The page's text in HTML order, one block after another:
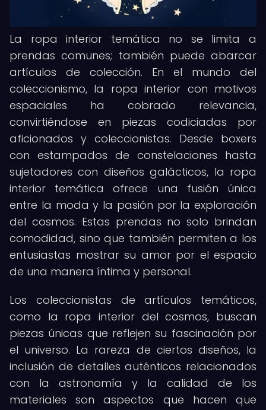
La ropa interior temática no se limita a
prendas comunes; también puede abarcar
artículos de colección. En el mundo del
coleccionismo, la ropa interior con motivos
espaciales ha cobrado relevancia,
convirtiéndose en piezas codiciadas por
aficionados y coleccionistas. Desde boxers
con estampados de constelaciones hasta
sujetadores con diseños galácticos, la ropa
interior temática ofrece una fusión única
entre la moda y la pasión por la exploración
del cosmos. Estas prendas no solo brindan
comodidad, sino que también permiten a los
entusiastas mostrar su amor por el espacio
de una manera íntima y personal.
Los coleccionistas de artículos temáticos,
como la ropa interior del cosmos, buscan
piezas únicas que reflejen su fascinación por
el universo. La rareza de ciertos diseños, la
inclusión de detalles auténticos relacionados
con la astronomía y la calidad de los
materiales son aspectos que hacen que